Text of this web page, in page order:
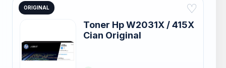
ORIGINAL ♡
Toner Hp W2031X / 415X
Cian Original